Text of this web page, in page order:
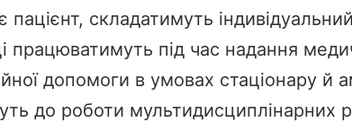
пацієнт, складатимуть
працюватимуть під час надання
допомоги в умовах стаціонару й
до роботи мультидисциплінарних